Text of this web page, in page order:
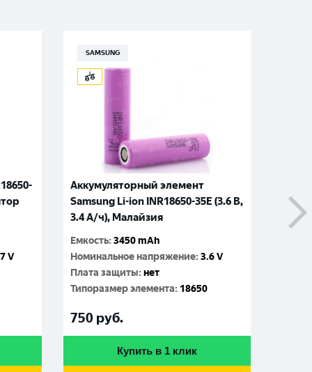
V
SAMSUNG
Аккумуляторный элемент
Samsung Li-ion INR18650-35E (3.6 B,
3.4 А/ч), Малайзия
Емкость:3450 mAh
Номинальное напряжение:3.6 V
Плата защиты:нет
Типоразмер элемента: 18650
750 руб.
Купить в 1 клик
30Q